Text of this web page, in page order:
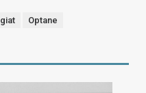
Optane